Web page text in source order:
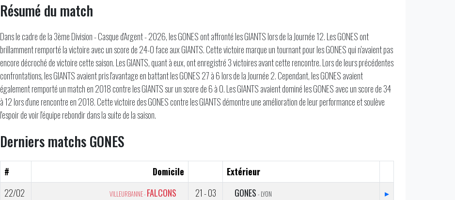
Résumé du match
Dans le cadre de la 3ème Division - Casque d'Argent - 2026, les GONES ont affronté les GIANTS lors de la Journée 12. Les GONES ont
brillamment remporté la victoire avec un score de 24-0 face aux GIANTS. Cette victoire marque un tournant pour les GONES qui n'avaient pas
encore décroché de victoire cette saison. Les GIANTS, quant à eux, ont enregistré 3 victoires avant cette rencontre. Lors de leurs précédentes
confrontations, les GIANTS avaient pris l'avantage en battant les GONES 27 à 6 lors de la Journée 2. Cependant, les GONES avaient
également remporté un match en 2018 contre les GIANTS sur un score de 6 à 0. Les GIANTS avaient dominé les GONES avec un score de 34
à 12 lors d'une rencontre en 2018. Cette victoire des GONES contre les GIANTS démontre une amélioration de leur performance et soulève
l'espoir de voir l'équipe rebondir dans la suite de la saison.
Derniers matchs GONES
# Domicile
Extérieur
22/02
VILLEURBANNE - FALCONS 21 - 03 GONES - LYON
▸